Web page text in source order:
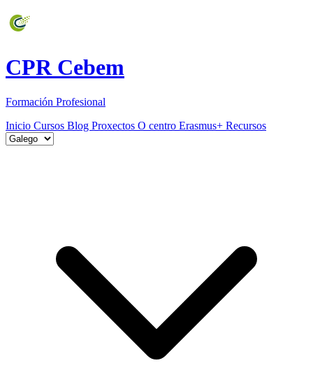
CPR Cebem
Formación Profesional
Inicio Cursos Blog Proxectos O centro Erasmus+ Recursos